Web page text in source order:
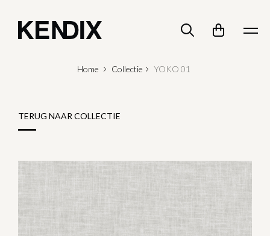
Home Collectie YOKO 01
TERUG NAAR COLLECTIE